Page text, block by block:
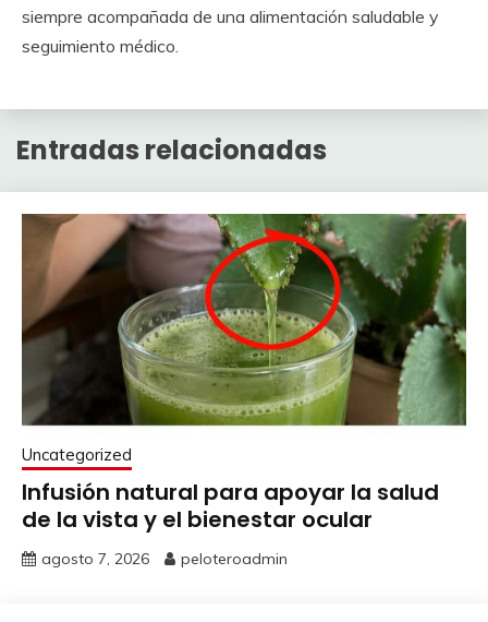
siempre acompañada de una alimentación saludable y
seguimiento médico.
Entradas relacionadas
Uncategorized
Infusión natural para apoyar la salud
de la vista y el bienestar ocular
agosto 7, 2026 peloteroadmin